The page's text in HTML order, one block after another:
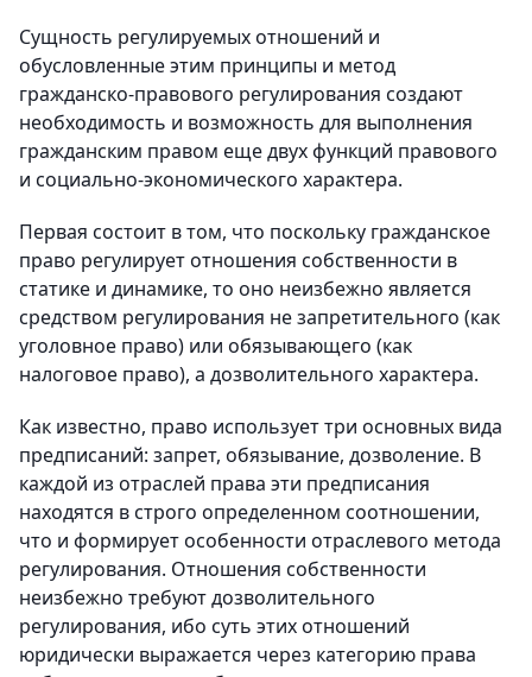
Сущность регулируемых отношений и
обусловленные этим принципы и метод
гражданско-правового регулирования создают
необходимость и возможность для выполнения
гражданским правом еще двух функций правового
и социально-экономического характера.
Первая состоит в том, что поскольку гражданское
право регулирует отношения собственности в
статике и динамике, то оно неизбежно является
средством регулирования не запретительного (как
уголовное право) или обязывающего (как
налоговое право), а дозволительного характера.
Как известно, право использует три основных вида
предписаний: запрет, обязывание, дозволение. В
каждой из отраслей права эти предписания
находятся в строго определенном соотношении,
что и формирует особенности отраслевого метода
регулирования. Отношения собственности
неизбежно требуют дозволительного
регулирования, ибо суть этих отношений
юридически выражается через категорию права